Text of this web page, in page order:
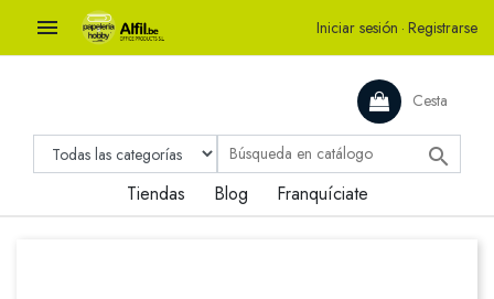
 Iniciar sesión · Registrarse
Cesta

Tiendas Blog Franquíciate